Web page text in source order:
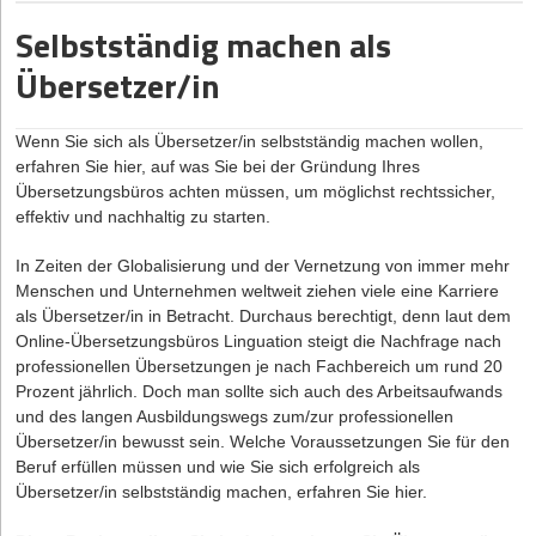
nach Gründung zu erwarten?
Was sind die Stärken und Schwächen des Unternehmens?
Welcher Kapitalbedarf resultiert aus der Planung und wie
kann eine Finanzierung erfolgen?
(Quelle: gründerberater.de)
Wer sich mit einem Foodtruck selbständig machen will, kommt
auch um das ThemaFinanzierungnicht herum. Eigentlich solltest
du dich schon während der Businessplanerstellung damit
auseinandersetzen. Hierzu zählen im Detail die Umsatz- und
Gewinnplanung, die Unternehmensfinanzierung sowie die
Einnahmen-Überschuss-Rechnung(EÜR).
Feedback einholen und testen, testen, testen
Leider kann man nie mit Sicherheit abschätzen, ob das eigene
Business ein Erfolg wird. Es ist jedoch mit Sicherheit von Vorteil,
hier.
Warum brauchst du als Gründer*in einen Businessplan?
vollständiger und übersichtlicher Businessplan das A und O. Denn
wie der Name schon sagt, dient er dazu, die Gründung deines
Unternehmens zu planen und den Kapitalbedarf zu erfassen. Und
bildet somit das Fundament für die Realisierung eines
Geschäftsplan, den du erstellen musst, um mögliche Geldgeber
davon zu überzeugen, in deine Firma zu investieren. Damit
umfasst er folgende Funktionen:
Präzisierung des Geschäftsmodells
Festlegung strategischer und betriebswirtschaftlicher Ziele
Überprüfung der Geschäftsidee hinsichtlich Durchführbarkeit
und wirtschaftlichen Erfolgsaussichten
Voraussetzung zur Beantragung öffentlicher Fördermittel
Selbstständig machen als
Übersetzer/in
Wenn Sie sich als Übersetzer/in selbstständig machen wollen,
erfahren Sie hier, auf was Sie bei der Gründung Ihres
Übersetzungsbüros achten müssen, um möglichst rechtssicher,
effektiv und nachhaltig zu starten.
In Zeiten der Globalisierung und der Vernetzung von immer mehr
Menschen und Unternehmen weltweit ziehen viele eine Karriere
als Übersetzer/in in Betracht. Durchaus berechtigt, denn laut dem
Online-Übersetzungsbüros Linguation steigt die Nachfrage nach
professionellen Übersetzungen je nach Fachbereich um rund 20
Prozent jährlich. Doch man sollte sich auch des Arbeitsaufwands
und des langen Ausbildungswegs zum/zur professionellen
Übersetzer/in bewusst sein. Welche Voraussetzungen Sie für den
Beruf erfüllen müssen und wie Sie sich erfolgreich als
Übersetzer/in selbstständig machen, erfahren Sie hier.